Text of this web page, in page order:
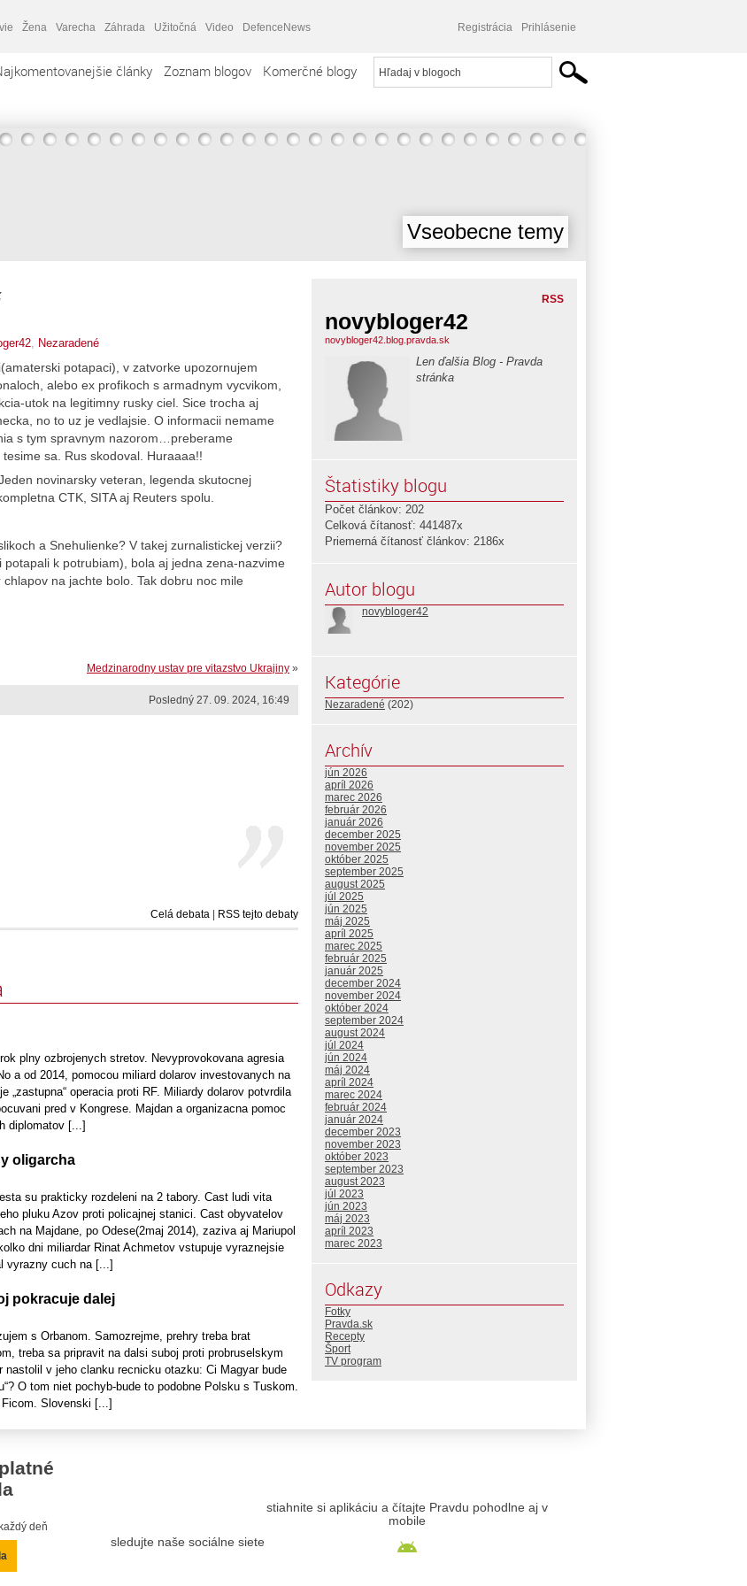
Žena Varecha Záhrada Užitočná Video DefenceNews Registrácia Prihlásenie
články Zoznam blogov Komerčné blogy
Vseobecne temy
Nezaradené
potapaci), v zatvorke upozornujem
alebo ex profikoch s armadnym vycvikom,
utok na legitimny rusky ciel. Sice trocha aj
no to uz je vedlajsie. O informacii nemame
s tym spravnym nazorom…preberame
sa. Rus skodoval. Huraaaa!!
novinarsky veteran, legenda skutocnej
CTK, SITA aj Reuters spolu.
a Snehulienke? V takej zurnalistickej verzii?
k potrubiam), bola aj jedna zena-nazvime
na jachte bolo. Tak dobru noc mile
Medzinarodny ustav pre vitazstvo Ukrajiny »
Posledný 27. 09. 2024, 16:49
Celá debata RSS tejto debaty
plny ozbrojenych stretov. Nevyprovokovana agresia
a od 2014, pomocou miliard dolarov investovanych na
„zastupna“ operacia proti RF. Miliardy dolarov potvrdila
pred v Kongrese. Majdan a organizacna pomoc
diplomatov [...]
oligarcha
su prakticky rozdeleni na 2 tabory. Cast ludi vita
pluku Azov proti policajnej stanici. Cast obyvatelov
na Majdane, po Odese(2maj 2014), zaziva aj Mariupol
dni miliardar Rinat Achmetov vstupuje vyraznejsie
vyrazny cuch na [...]
pokracuje dalej
s Orbanom. Samozrejme, prehry treba brat
treba sa pripravit na dalsi suboj proti probruselskym
nastolil v jeho clanku recnicku otazku: Ci Magyar bude
O tom niet pochyb-bude to podobne Polsku s Tuskom.
Slovenski [...]
RSS
novybloger42
novybloger42.blog.pravda.sk
Len ďalšia Blog - Pravda
stránka
Štatistiky blogu
Počet článkov: 202
Celková čítanosť: 441487x
Priemerná čítanosť článkov: 2186x
Autor blogu
novybloger42
Kategórie
Nezaradené (202)
Archív
jún 2026
apríl 2026
marec 2026
február 2026
január 2026
december 2025
november 2025
október 2025
september 2025
august 2025
júl 2025
jún 2025
máj 2025
apríl 2025
marec 2025
február 2025
január 2025
december 2024
november 2024
október 2024
september 2024
august 2024
júl 2024
jún 2024
máj 2024
apríl 2024
marec 2024
február 2024
január 2024
december 2023
november 2023
október 2023
september 2023
august 2023
júl 2023
jún 2023
máj 2023
apríl 2023
marec 2023
Odkazy
Fotky
Pravda.sk
Recepty
Šport
TV program
deň
sledujte naše sociálne siete
stiahnite si aplikáciu a čítajte Pravdu pohodlne aj v
mobile